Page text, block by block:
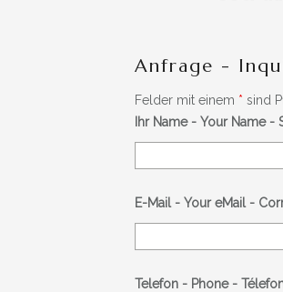
Anfrage -
Felder mit einem * sind
Ihr Name - Your Name -
E-Mail - Your eMail -
Telefon - Phone -